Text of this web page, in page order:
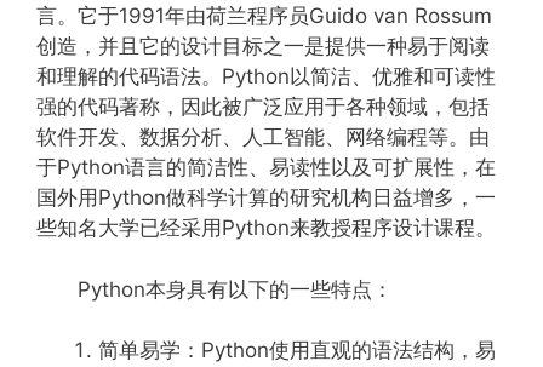
言。它于1991年由荷兰程序员Guido van Rossum
创造，并且它的设计目标之一是提供一种易于阅读
和理解的代码语法。Python以简洁、优雅和可读性
强的代码著称，因此被广泛应用于各种领域，包括
软件开发、数据分析、人工智能、网络编程等。由
于Python语言的简洁性、易读性以及可扩展性，在
国外用Python做科学计算的研究机构日益增多，一
些知名大学已经采用Python来教授程序设计课程。
Python本身具有以下的一些特点：
简单易学：Python使用直观的语法结构，易